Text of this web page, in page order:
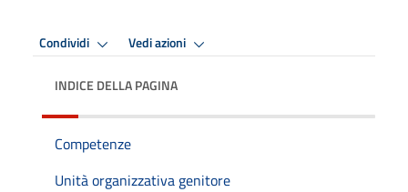
Condividi Vedi azioni
INDICE DELLA PAGINA
Competenze
Unità organizzativa genitore